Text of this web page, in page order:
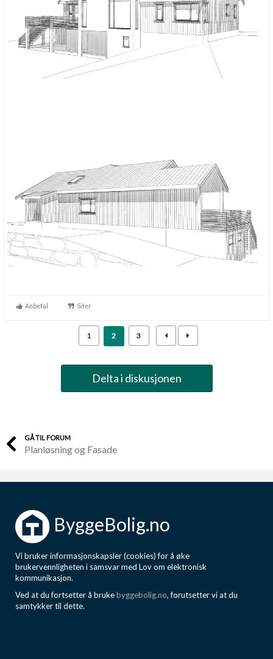
Anbefal Siter
1 2 3
Delta i diskusjonen
GÅ TIL FORUM
Planløsning og Fasade
ByggeBolig.no
Vi bruker informasjonskapsler (cookies) for å øke
brukervennligheten i samsvar med Lov om elektronisk
kommunikasjon.
Ved at du fortsetter å brukebyggebolig.no, forutsetter vi at du
samtykker til dette.